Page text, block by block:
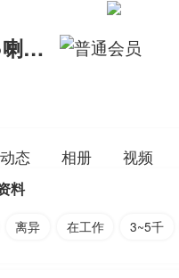
志愿者●喇明惠
动态 相册 视频
料
离异 在工作 3~5千